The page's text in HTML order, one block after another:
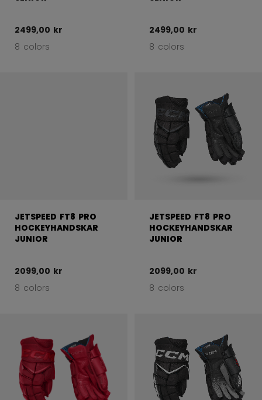
2499,00 kr
8 colors
2499,00 kr
8 colors
JETSPEED FT8 PRO
HOCKEYHANDSKAR
JUNIOR
2099,00 kr
8 colors
JETSPEED FT8 PRO
HOCKEYHANDSKAR
JUNIOR
2099,00 kr
8 colors